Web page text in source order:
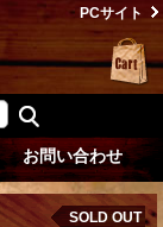
PCサイト
お問い合わせ
SOLD OUT